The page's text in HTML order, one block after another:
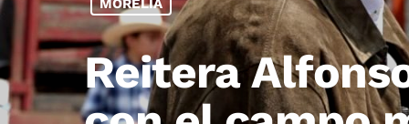
MORELIA
Reitera